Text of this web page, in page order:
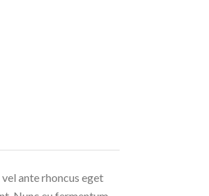
ante rhoncus eget